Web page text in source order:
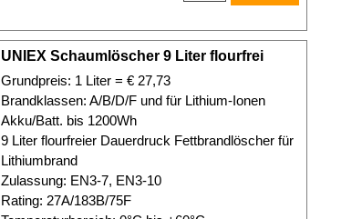
UNIEX Schaumlöscher 9 Liter flourfrei
Grundpreis: 1 Liter = € 27,73
Brandklassen: A/B/D/F und für Lithium-Ionen
Akku/Batt. bis 1200Wh
9 Liter flourfreier Dauerdruck Fettbrandlöscher für
Lithiumbrand
Zulassung: EN3-7, EN3-10
Rating: 27A/183B/75F